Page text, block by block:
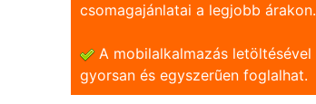
csomagajánlatai a legjobb árakon.
A mobilalkalmazás letöltésével
gyorsan és egyszerũen foglalhat.